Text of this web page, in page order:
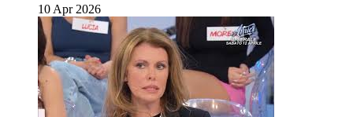
10 Apr 2026